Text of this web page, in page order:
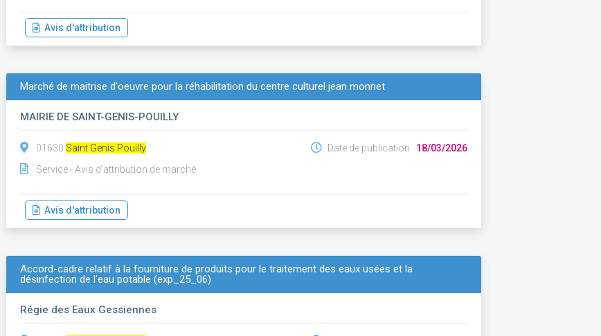
Avis d'attribution
Marché de maitrise d'oeuvre pour la réhabilitation du centre culturel jean monnet
MAIRIE DE SAINT-GENIS-POUILLY
01630 Saint Genis Pouilly
Service - Avis d'attribution de marché
Date de publication : 18/03/2026
Avis d'attribution
Accord-cadre relatif à la fourniture de produits pour le traitement des eaux usées et la
désinfection de l'eau potable (exp_25_06)
Régie des Eaux Gessiennes